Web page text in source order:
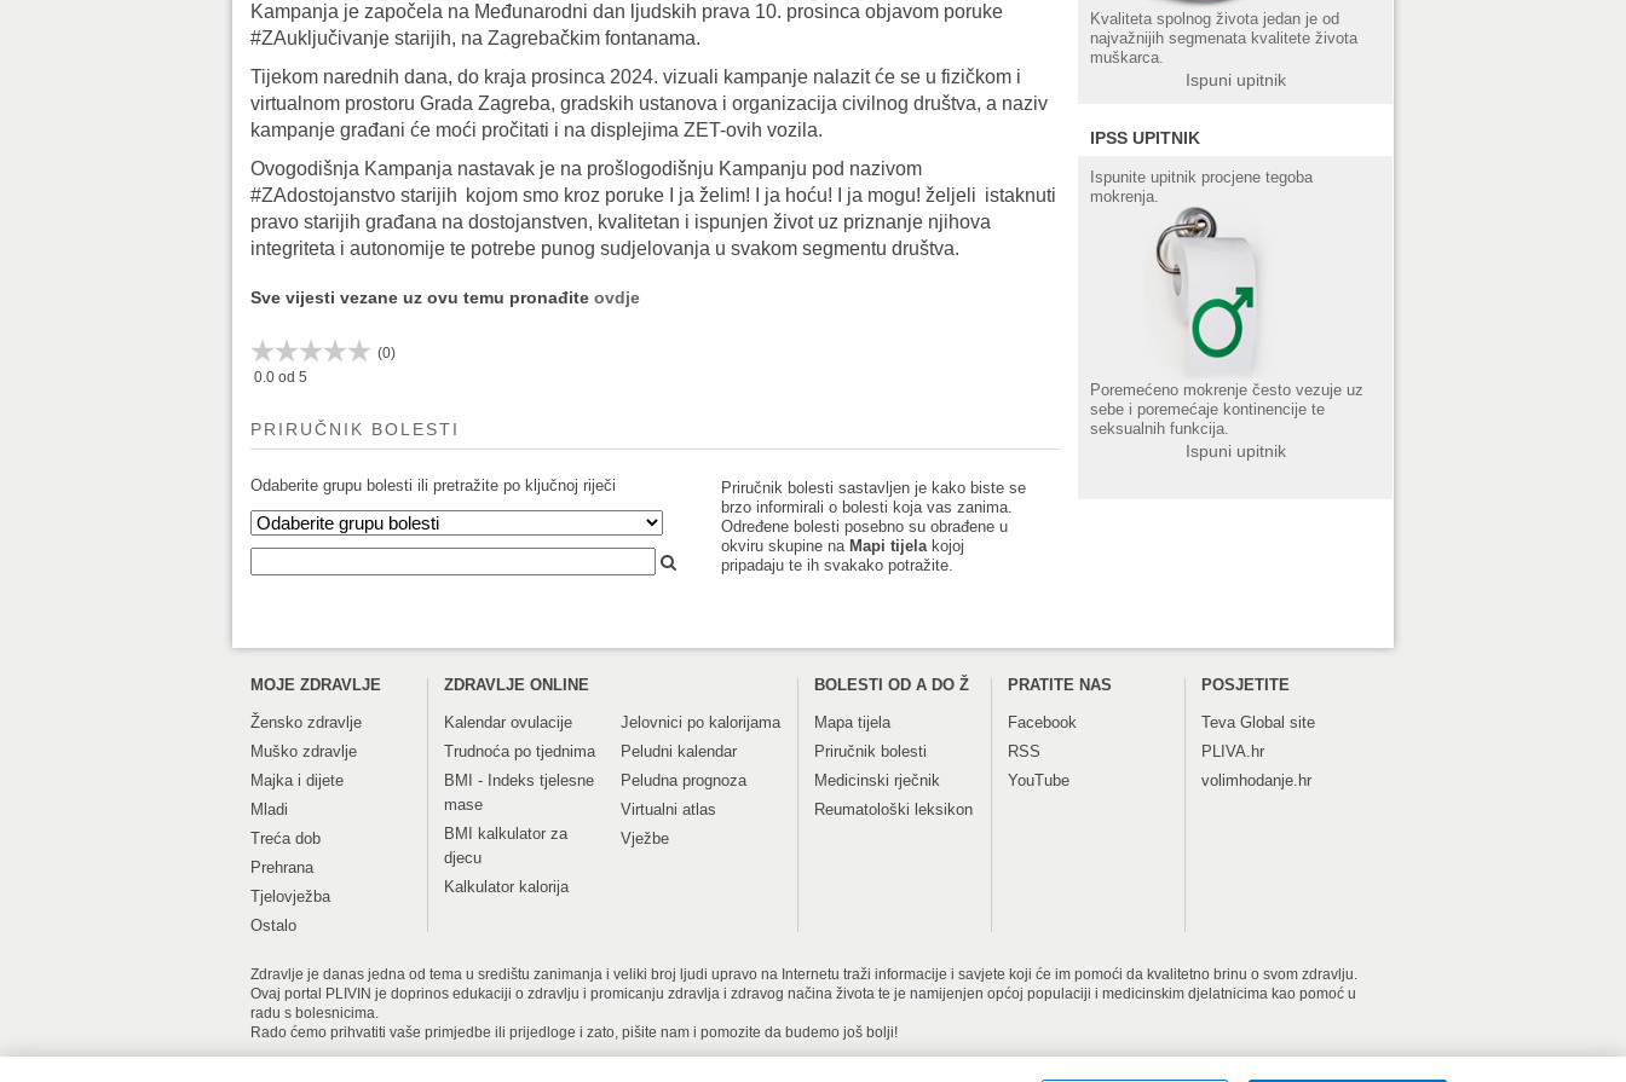
Kampanja je započela na Međunarodni dan ljudskih prava 10. prosinca objavom poruke
#ZAuključivanje starijih, na Zagrebačkim fontanama.
Tijekom narednih dana, do kraja prosinca 2024. vizuali kampanje nalazit će se u fizičkom i
virtualnom prostoru Grada Zagreba, gradskih ustanova i organizacija civilnog društva, a naziv
kampanje građani će moći pročitati i na displejima ZET-ovih vozila.
Ovogodišnja Kampanja nastavak je na prošlogodišnju Kampanju pod nazivom
#ZAdostojanstvo starijih kojom smo kroz poruke I ja želim! I ja hoću! I ja mogu! željeli istaknuti
pravo starijih građana na dostojanstven, kvalitetan i ispunjen život uz priznanje njihova
integriteta i autonomije te potrebe punog sudjelovanja u svakom segmentu društva.
Sve vijesti vezane uz ovu temu pronađite ovdje
(0)
0.0 od 5
PRIRUČNIK BOLESTI
Odaberite grupu bolesti ili pretražite po ključnoj riječi
Priručnik bolesti sastavljen je kako biste se
brzo informirali o bolesti koja vas zanima.
Određene bolesti posebno su obrađene u
okviru skupine na Mapi tijelakojoj
pripadaju te ih svakako potražite.
Kvaliteta spolnog života jedan je od
najvažnijih segmenata kvalitete života
muškarca.
Ispuni upitnik
IPSS UPITNIK
Ispunite upitnik procjene tegoba
mokrenja.
Poremećeno mokrenje često vezuje uz
sebe i poremećaje kontinencije te
seksualnih funkcija.
Ispuni upitnik
MOJE ZDRAVLJE
Žensko zdravlje
Muško zdravlje
Majka i dijete
Mladi
Treća dob
Prehrana
Tjelovježba
Ostalo
ZDRAVLJE ONLINE
Kalendar ovulacije
Trudnoća po tjednima
BMI - Indeks tjelesne
mase
BMI kalkulator za
djecu
Kalkulator kalorija
Jelovnici po kalorijama
Peludni kalendar
Peludna prognoza
Virtualni atlas
Vježbe
BOLESTI OD A DO Ž
Mapa tijela
Priručnik bolesti
Medicinski rječnik
Reumatološki leksikon
PRATITE NAS
Facebook
RSS
YouTube
POSJETITE
TevaGlobal site
PLIVA.hr
volimhodanje.hr
Zdravlje je danas jedna od tema u središtu zanimanja i veliki broj ljudi upravo na Internetu traži informacije i savjete koji će im pomoći da kvalitetno brinu o svom zdravlju.
Ovaj portal PLIVIN je doprinos edukaciji o zdravlju i promicanju zdravlja i zdravog načina života te je namijenjen općoj populaciji i medicinskim djelatnicima kao pomoć u
radu s bolesnicima.
Rado ćemo prihvatiti vaše primjedbe ili prijedloge i zato, pišite nam i pomozite da budemo još bolji!